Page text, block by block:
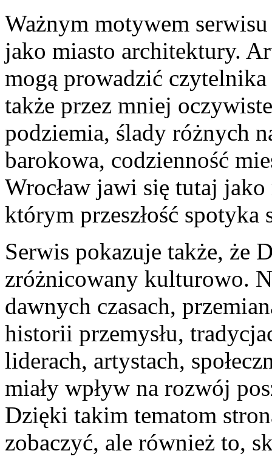
Ważnym motywem
jako miasto architektury.
mogą prowadzić
także przez mniej
podziemia, ślady różnych
barokowa, codzienność
Wrocław jawi się tutaj jako
którym przeszłość spotyka
Serwis pokazuje także, że
zróżnicowany kulturowo.
dawnych czasach,
historii przemysłu,
liderach, artystach,
miały wpływ na rozwój
Dzięki takim tematom
zobaczyć, ale również to,